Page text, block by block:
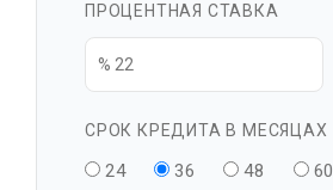
ПРОЦЕНТНАЯ СТАВКА
СРОК КРЕДИТА В МЕСЯЦАХ
24 36 48 60